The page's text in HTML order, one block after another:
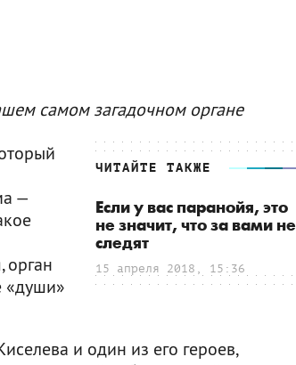
самом загадочном органе
ЧИТАЙТЕ ТАКЖЕ
Если у вас паранойя, это
не значит, что за вами не
следят
15 апреля 2018, 15:36
—
орган
«души»
и один из его героев,